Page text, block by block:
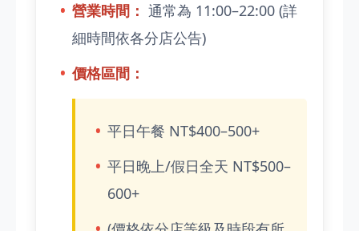
營業時間： 通常為 11:00–22:00 (詳
細時間依各分店公告)
價格區間：
平日午餐 NT$400–500+
平日晚上/假日全天 NT$500–
600+